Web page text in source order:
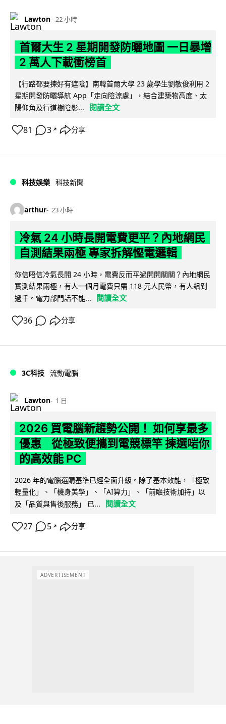
Lawton 22 小時
首爾大生 2 星期開發防曬地圖 一日暴增
2 萬人下載衝榜首
【行路都要揀好有遮陰】南韓首爾大學 23 歲學生劉敏俊利用 2
星期開發防曬導航 App「走向陰涼處」，結合建築物高度、太
陽仰角及行道樹陰影...
閱讀全文
81 3 ↗ 分享
科技娛樂 科技新聞
arthur 23 小時
冷氣 24 小時長開電費更平？內地網民
自測結果兩極 專家拆解慳電邏輯
你信唔信冷氣長開 24 小時，電費反而平過開開關關？內地網民
實測結果兩極，有人一個月電費只需 118 元人民幣，有人飆到
過千。電力部門話不能...
閱讀全文
36 分享
3C科技 流動電腦
Lawton 1 日
2026 買電腦新趨勢公開！ 如何享最多
優惠 從極致便攜到電競標竿 揀選啱你
的高效能 PC
2026 年的電腦選購基準已經全面升級。除了基本效能，「極致
輕量化」、「機身美學」、「AI算力」、「前瞻技術加持」以
及「品質與售後服務」 已...
閱讀全文
27 5 ↗ 分享
ADVERTISEMENT